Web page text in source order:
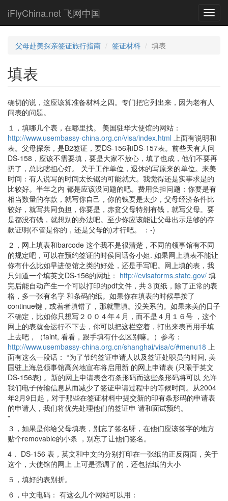
main
iFlyChina.net 飞网中国
父母赴美探亲签证旅行指南 签证材料 填表
填表
确切的说，这应该算准备材料之四。专门把它列出来，因为老有人
问表的问题。
１，填哪几个表，在哪里找。 美国驻华大使馆的网站：
http://www.usembassy-china.org.cn/visa/index.html 上面有说明和
表。父母探亲，是B2签证，要DS-156和DS-157表。前些天有人问
DS-158，应该不需要填，要是大家不放心，填了也成，他们不要再
扔了，总比瞎担心好。 关于工作单位，退休的写原来的单位。来美
时间：有人说写的时间太长锯的可能就大。我觉得还是实事求是的
比较好。半年之内 都是应该没问题的吧。费用负担问题：你要是有
相当数量的存款，就写你自己，你的钱要是太少，父母经济条件比
较好，就写共同负担，你要是，赤贫父母特别有钱，就写父母。要
是都没有钱，就想别的办法吧。至少你应该能让父母出示足够的存
款证明(不管是你的，还是父母的)才行吧。 ：-)
２，网上填表和barcode 这个我不是很清楚，不同的领事馆有不同
的规定吧，可以在预约签证的时侯问话务小姐. 如果网上填表不能让
你有什么比如早进使馆之类的好处，还是手写吧。网上填的表，我
只知道一个填英文DS-156的网址： http://evisaforms.state.gov/ 填
完后能自动产生一个可以打印的pdf文件，共３页纸，除了正常的表
格，多一张有名字 和条码的纸。如果你在填表的时候早按了
continue键，或着者填错了，那就重填。没关系的。如果来美的日子
不确定，比如你只想写２００４年４月，而不是４月１６号 ，这个
网上的表就会运行不下去，你可以把这栏空着，打出来表再用手填
上去吧，（faint, 看看，跟手填有什么区别嘛。）参考：
http://www.usembassy-china.org.cn/shanghai/visa/c/#menu18 上
面有这么一段话： “为了节约签证申请人以及签证处职员的时间, 美
国驻上海总领事馆高兴地宣布将启用新 的网上申请表 (只限于英文
DS-156表) 。新的网上申请表含有条形码而这些条形码将可以 允许
我们电子传输信息从而减少了签证申请过程中的等候时间。从2004
年2月9日起，对于那些在签证材料中提交新的印有条形码的申请表
的申请人，我们将优先处理他们的签证申 请和面试预约。
”
３，如果是你给父母填表，别忘了签名呀，在他们应该签字的地方
贴个removable的小条 ，别忘了让他们签名。
4． DS-156 表，英文和中文的分别打印在一张纸的正反两面，关于
这个，大使馆的网上 上可是强调了的，还包括纸的大小
５，填好的表别折。
６，中文电码： 有这么几个网站可以用：